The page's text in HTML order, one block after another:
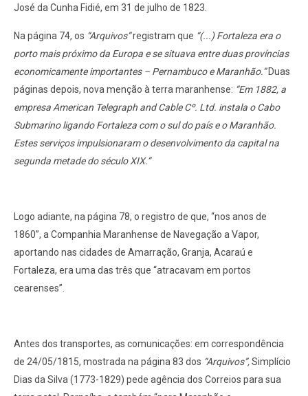
José da Cunha Fidié, em 31 de julho de 1823.
Na página 74, os “Arquivos”registram que “(...) Fortaleza era o
porto mais próximo da Europa e se situava entre duas províncias
economicamente importantes – Pernambuco e Maranhão.”Duas
páginas depois, nova menção à terra maranhense: “Em 1882, a
empresa American Telegraph and Cable Cº. Ltd. instala o Cabo
Submarino ligando Fortaleza com o sul do país e o Maranhão.
Estes serviços impulsionaram o desenvolvimento da capital na
segunda metade do século XIX.”
Logo adiante, na página 78, o registro de que, “nos anos de
1860”, a Companhia Maranhense de Navegação a Vapor,
aportando nas cidades de Amarração, Granja, Acaraú e
Fortaleza, era uma das três que “atracavam em portos
cearenses”.
Antes dos transportes, as comunicações: em correspondência
de 24/05/1815, mostrada na página 83 dos “Arquivos”,Simplício
Dias da Silva (1773-1829) pede agência dos Correios para sua